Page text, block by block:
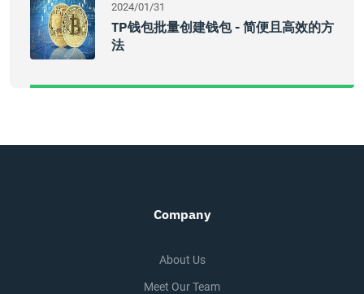
2024/01/31
TP钱包批量创建钱包 - 简便且高效的方
法
Company
About Us
Meet Our Team